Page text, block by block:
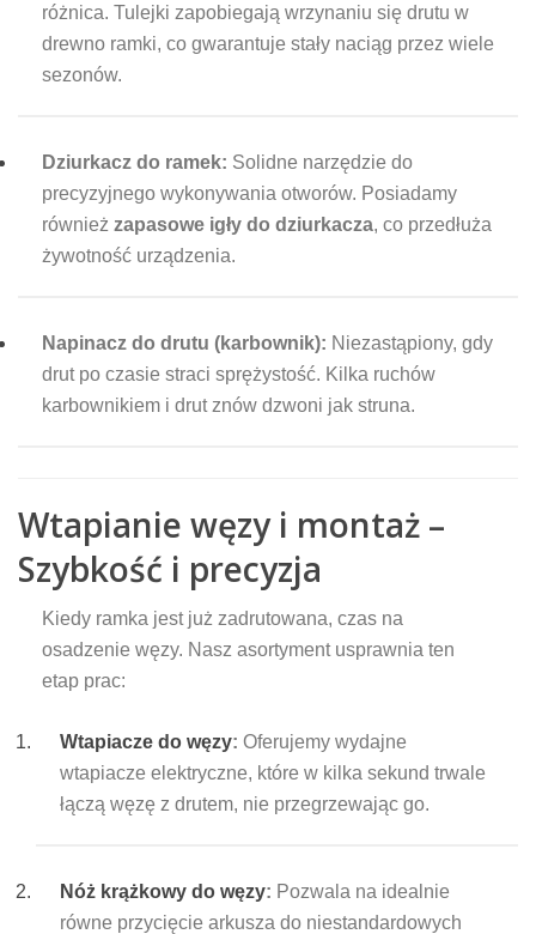
różnica. Tulejki zapobiegają wrzynaniu się drutu w
drewno ramki, co gwarantuje stały naciąg przez wiele
sezonów.
Dziurkacz do ramek: Solidne narzędzie do
precyzyjnego wykonywania otworów. Posiadamy
również zapasowe igły do dziurkacza, co przedłuża
żywotność urządzenia.
Napinacz do drutu (karbownik): Niezastąpiony, gdy
drut po czasie straci sprężystość. Kilka ruchów
karbownikiem i drut znów dzwoni jak struna.
Wtapianie węzy i montaż –
Szybkość i precyzja
Kiedy ramka jest już zadrutowana, czas na
osadzenie węzy. Nasz asortyment usprawnia ten
etap prac:
Wtapiacze do węzy: Oferujemy wydajne
wtapiacze elektryczne, które w kilka sekund trwale
łączą węzę z drutem, nie przegrzewając go.
Nóż krążkowy do węzy: Pozwala na idealnie
równe przycięcie arkusza do niestandardowych